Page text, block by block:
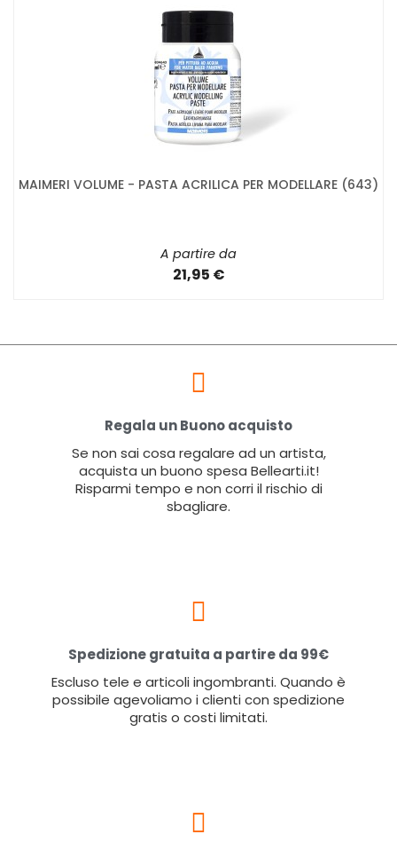
MAIMERI VOLUME - PASTA ACRILICA PER MODELLARE (643)
A partire da
21,95 €
Regala un Buono acquisto
Se non sai cosa regalare ad un artista,
acquista un buono spesa Bellearti.it!
Risparmi tempo e non corri il rischio di
sbagliare.
Spedizione gratuita a partire da 99€
Escluso tele e articoli ingombranti. Quando è
possibile agevoliamo i clienti con spedizione
gratis o costi limitati.